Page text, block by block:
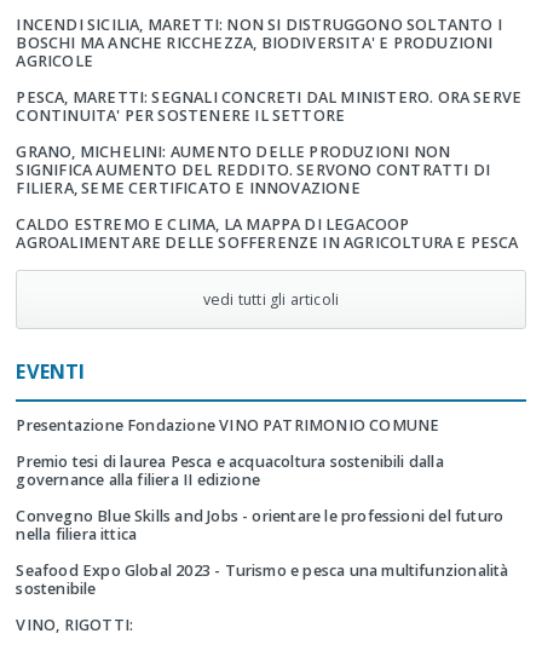
INCENDI SICILIA, MARETTI: NON SI DISTRUGGONO SOLTANTO I
BOSCHI MA ANCHE RICCHEZZA, BIODIVERSITA' E PRODUZIONI
AGRICOLE
PESCA, MARETTI: SEGNALI CONCRETI DAL MINISTERO. ORA SERVE
CONTINUITA' PER SOSTENERE IL SETTORE
GRANO, MICHELINI: AUMENTO DELLE PRODUZIONI NON
SIGNIFICA AUMENTO DEL REDDITO. SERVONO CONTRATTI DI
FILIERA, SEME CERTIFICATO E INNOVAZIONE
CALDO ESTREMO E CLIMA, LA MAPPA DI LEGACOOP
AGROALIMENTARE DELLE SOFFERENZE IN AGRICOLTURA E PESCA
vedi tutti gli articoli
EVENTI
Presentazione Fondazione VINO PATRIMONIO COMUNE
Premio tesi di laurea Pesca e acquacoltura sostenibili dalla
governance alla filiera II edizione
Convegno Blue Skills and Jobs - orientare le professioni del futuro
nella filiera ittica
Seafood Expo Global 2023 - Turismo e pesca una multifunzionalità
sostenibile
VINO, RIGOTTI: